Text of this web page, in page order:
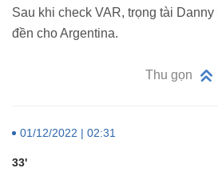
Sau khi check VAR, trọng tài
đền cho Argentina.
Thu gọn
01/12/2022 | 02:31
33'